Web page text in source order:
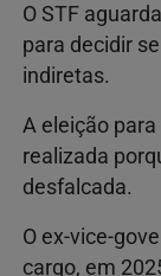
O STF
para decidir
indiretas.
A eleição
realizada
desfalcada.
O ex-vice-
cargo, em